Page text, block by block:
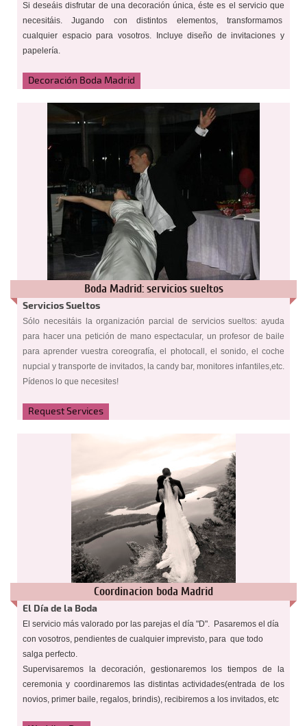
Si deseáis disfrutar de una decoración única, éste es el servicio que
necesitáis. Jugando con distintos elementos, transformamos
cualquier espacio para vosotros. Incluye diseño de invitaciones y
papelería.
Decoración Boda Madrid
Boda Madrid: servicios sueltos
Servicios Sueltos
Sólo necesitáis la organización parcial de servicios sueltos: ayuda
para hacer una petición de mano espectacular, un profesor de baile
para aprender vuestra coreografía, el photocall, el sonido, el coche
nupcial y transporte de invitados, la candy bar, monitores infantiles,etc.
Pídenos lo que necesites!
Request Services
Coordinacion boda Madrid
El Día de la Boda
El servicio más valorado por las parejas el día "D". Pasaremos el día
con vosotros, pendientes de cualquier imprevisto, para que todo
salga perfecto.
Supervisaremos la decoración, gestionaremos los tiempos de la
ceremonia y coordinaremos las distintas actividades(entrada de los
novios, primer baile, regalos, brindis), recibiremos a los invitados, etc